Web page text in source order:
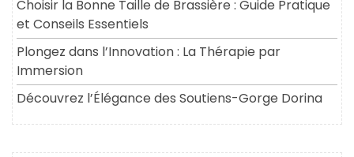
Choisir la Bonne Taille de Brassière : Guide Pratique
et Conseils Essentiels
Plongez dans l’Innovation : La Thérapie par
Immersion
Découvrez l’Élégance des Soutiens-Gorge Dorina